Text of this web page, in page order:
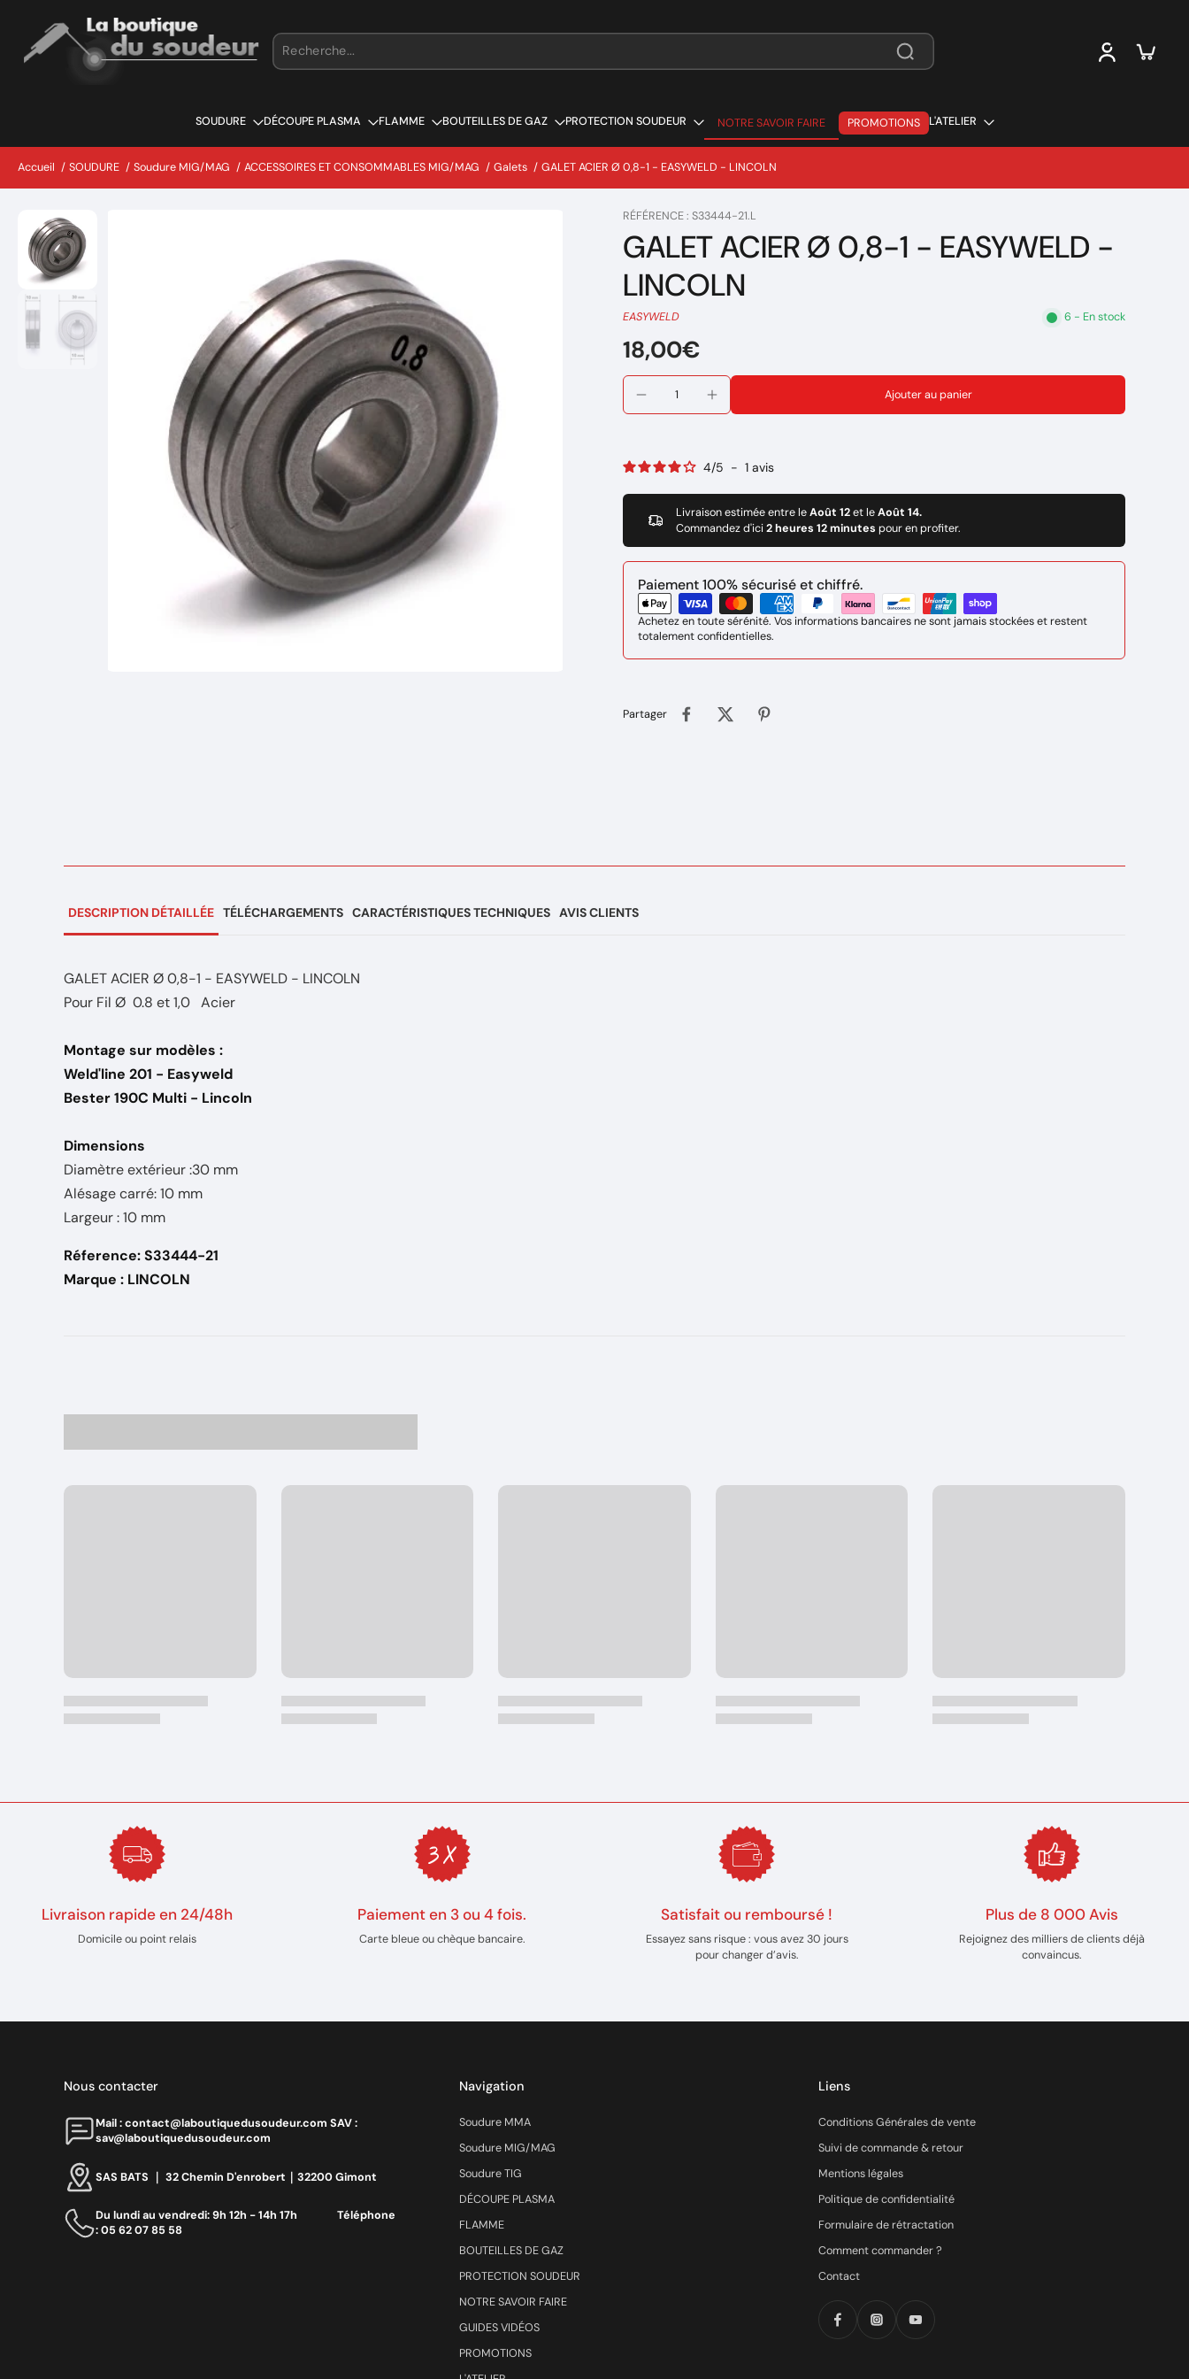
contenu
SOUDURE DÉCOUPE PLASMA FLAMME BOUTEILLES DE GAZ PROTECTION SOUDEUR
NOTRE SAVOIR FAIRE
NOTRE SAVOIR FAIRE
PROMOTIONS L'ATELIER
Accueil / SOUDURE / Soudure MIG/MAG / ACCESSOIRES ET CONSOMMABLES MIG/MAG / Galets / GALET ACIER Ø 0,8-1 - EASYWELD - LINCOLN
Passer
aux
informations
sur
produit
RÉFÉRENCE : S33444-21.L
GALET ACIER Ø 0,8-1 - EASYWELD -
LINCOLN
EASYWELD 6 - En stock
18,00€
Ajouter au panier
4/5 - 1 avis
Livraison estimée entre leAoût 12et leAoût 14.
Commandez d'ici2 heures 12 minutes pour en profiter.
Paiement 100% sécurisé et chiffré.
Achetez en toute sérénité. Vos informations bancaires ne sont jamais stockées et restent
totalement confidentielles.
Partager
DESCRIPTION DÉTAILLÉE TÉLÉCHARGEMENTS CARACTÉRISTIQUES TECHNIQUES AVIS CLIENTS
GALET ACIER Ø 0,8-1 - EASYWELD - LINCOLN
Pour Fil Ø 0.8 et 1,0 Acier
Montage sur modèles :
Weld'line 201 - Easyweld
Bester 190C Multi - Lincoln
Dimensions
Diamètre extérieur :30 mm
Alésage carré: 10 mm
Largeur : 10 mm
Réference: S33444-21
Marque : LINCOLN
Livraison rapide en 24/48h
Domicile ou point relais
Paiement en 3 ou 4 fois.
Carte bleue ou chèque bancaire.
Satisfait ou remboursé !
Essayez sans risque : vous avez 30 jours
pour changer d’avis.
Plus de 8 000 Avis
Rejoignez des milliers de clients déjà
convaincus.
Nous contacter
Mail : contact@laboutiquedusoudeur.comㅤㅤㅤㅤ SAV :
sav@laboutiquedusoudeur.com
SAS BATS ｜ 32 Chemin D'enrobert｜32200 Gimont
Du lundi au vendredi: 9h 12h - 14h 17h ‎ ‎ ‎ ‎ ‎ ‎ ‎ ‎ ‎ ‎ ‎ ‎ ‎ ‎‎ Téléphone
: 05 62 07 85 58
Navigation
Soudure MMA
Soudure MIG/MAG
Soudure TIG
DÉCOUPE PLASMA
FLAMME
BOUTEILLES DE GAZ
PROTECTION SOUDEUR
NOTRE SAVOIR FAIRE
GUIDES VIDÉOS
PROMOTIONS
Liens
Conditions Générales de vente
Suivi de commande & retour
Mentions légales
Politique de confidentialité
Formulaire de rétractation
Comment commander ?
Contact